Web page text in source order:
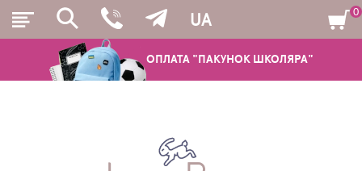
ОПЛАТА "ПАКУНОК ШКОЛЯРА"
UA 0